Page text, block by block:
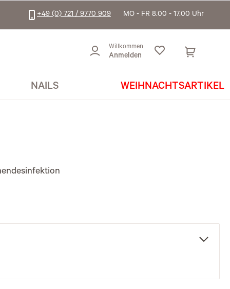
+49 (0) 721 / 9770 909 MO - FR 8.00 - 17.00 Uhr
Willkommen
Anmelden
NAILS WEIHNACHTSARTIKEL